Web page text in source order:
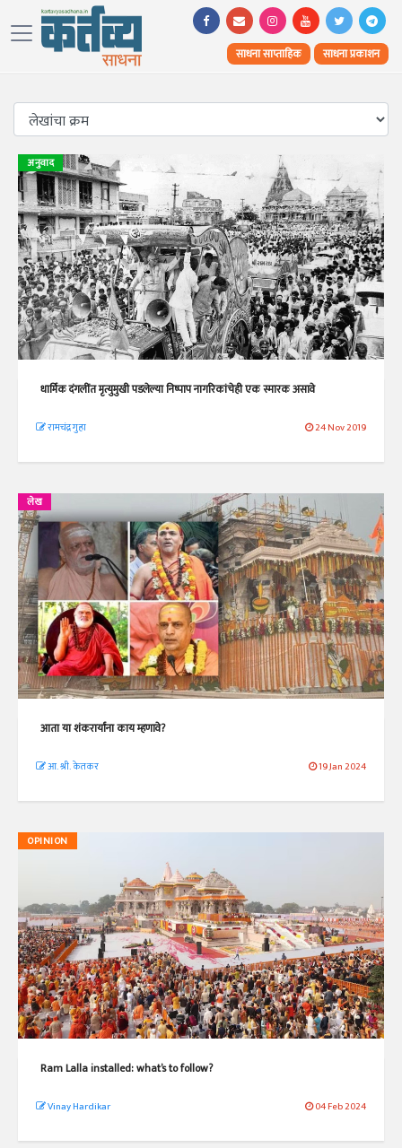
साधना साप्ताहिक साधना प्रकाशन
अनुवाद
धार्मिक दंगलींत मृत्युमुखी पडलेल्या निष्पाप नागरिकांचेही एक स्मारक असावे
रामचंद्र गुहा 24 Nov 2019
लेख
आता या शंकरार्यांना काय म्हणावे?
आ. श्री. केतकर 19 Jan 2024
OPINION
Ram Lalla installed: what’s to follow?
Vinay Hardikar 04 Feb 2024